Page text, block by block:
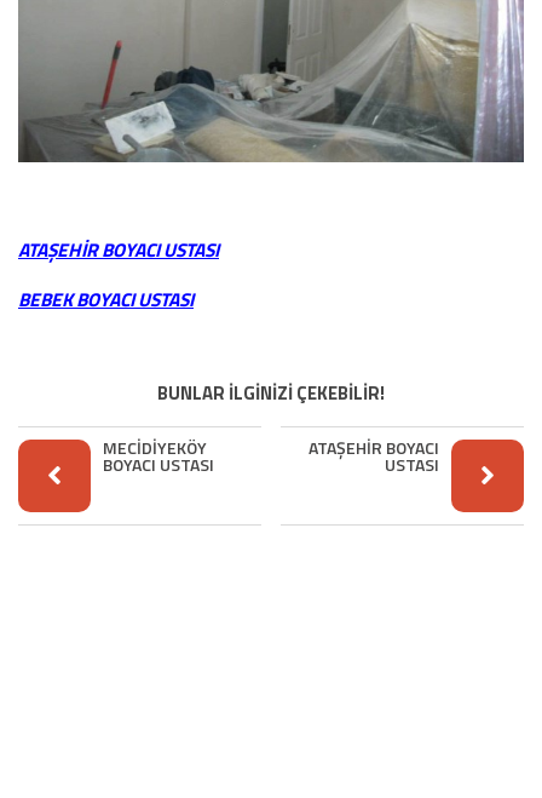
ATAŞEHİR BOYACI USTASI
BEBEK BOYACI USTASI
BUNLAR İLGİNİZİ ÇEKEBİLİR!
MECİDİYEKÖY
BOYACI USTASI
ATAŞEHİR BOYACI
USTASI